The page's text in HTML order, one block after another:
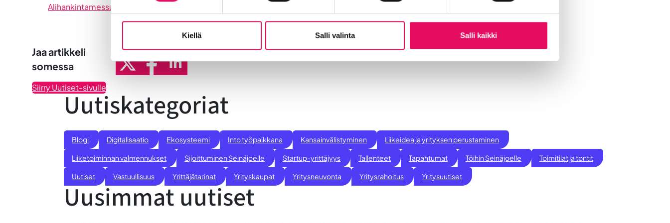
Kiellä Salli valinta Salli kaikki
Alihankintamessut järjestetään Tampereen Messukeskuksessa 27.-29.9.
Jaa artikkeli
somessa
Siirry Uutiset-sivulle
Uutiskategoriat
Blogi Digitalisaatio Ekosysteemi Into työpaikkana Kansainvälistyminen Liikeidea ja yrityksen perustaminen
Liiketoiminnan valmennukset Sijoittuminen Seinäjoelle Startup-yrittäjyys Tallenteet Tapahtumat Töihin Seinäjoelle Toimitilat ja tontit
Uutiset Vastuullisuus Yrittäjätarinat Yrityskaupat Yritysneuvonta Yritysrahoitus Yritysuutiset
Uusimmat uutiset